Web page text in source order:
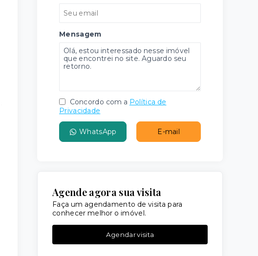
Mensagem
Concordo com a Política de
Privacidade
WhatsApp E-mail
Agende agora sua visita
Faça um agendamento de visita para
conhecer melhor o imóvel.
Agendar visita